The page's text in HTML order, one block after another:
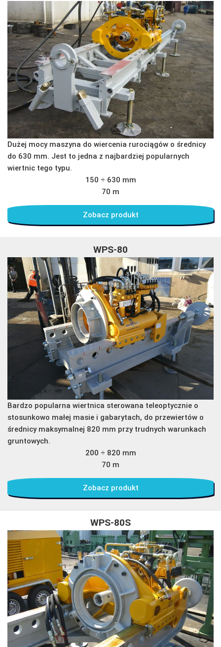
Dużej mocy maszyna do wiercenia rurociągów o średnicy
do 630 mm. Jest to jedna z najbardziej popularnych
wiertnic tego typu.
150 ÷ 630 mm
70 m
Zobacz produkt
WPS-80
Bardzo popularna wiertnica sterowana teleoptycznie o
stosunkowo małej masie i gabarytach, do przewiertów o
średnicy maksymalnej 820 mm przy trudnych warunkach
gruntowych.
200 ÷ 820 mm
70 m
Zobacz produkt
WPS-80S